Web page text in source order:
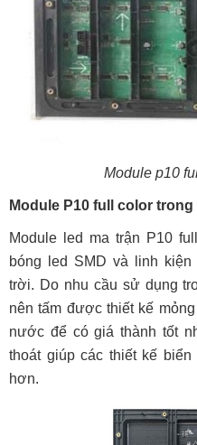
Module p10
Module P10 full color trong
Module led ma trận P10
bóng led SMD và linh
trời. Do nhu cầu sử dụng
nên tấm được thiết kế
nước để có giá thành tốt
thoát giúp các thiết kế
hơn.